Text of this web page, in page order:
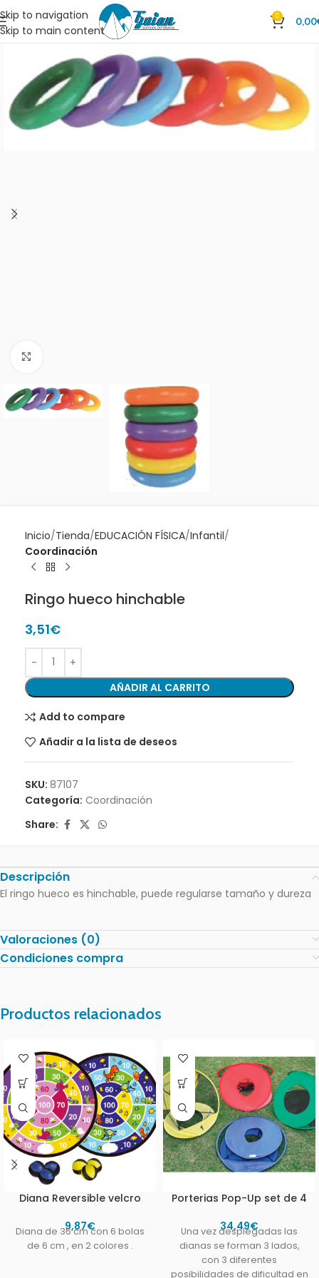
Skip to navigation
Skip to main content
0 0,00
Inicio Tienda EDUCACIÓN FÍSICA Infantil
Coordinación
Ringo hueco hinchable
3,51€
AÑADIR AL CARRITO
Add to compare
Añadir a la lista de deseos
SKU: 87107
Categoría: Coordinación
Share:
Descripción
El ringo hueco es hinchable, puede regularse tamaño y dureza
Valoraciones (0)
Condiciones compra
Productos relacionados
Diana Reversible velcro
9,87€
Diana de 36 cm con 6 bolas
de 6 cm , en 2 colores .
Porterias Pop-Up set de 4
34,49€
Una vez desplegadas las
dianas se forman 3 lados,
con 3 diferentes
posibilidades de dificultad en